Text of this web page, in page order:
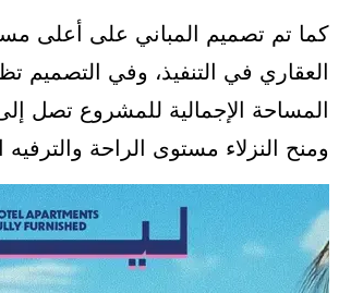
كما تم تصميم المباني على أعلى
العقاري في التنفيذ، وفي التصميم
ومنح النزلاء مستوى الراحة